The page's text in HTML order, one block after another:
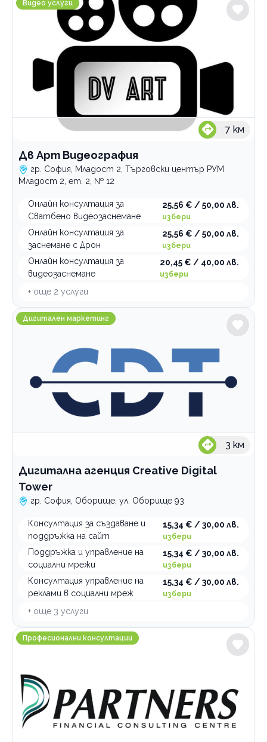
Видео услуги
7 км
Дв Арт Видеография
гр. София, Младост 2, Търговски център РУМ
Младост 2, ет. 2, № 12
Онлайн консултация за
Сватбено видеозаснемане
25,56 € / 50,00 лв.
избери
Онлайн консултация за
заснемане с Дрон
25,56 € / 50,00 лв.
избери
Онлайн консултация за
видеозаснемане
20,45 € / 40,00 лв.
избери
+ още 2 услуги
Дигитална агенция Creative Digital Tower
Дигитален маркетинг
3 км
Дигитална агенция Creative Digital
Tower
гр. София, Оборище, ул. Оборище 93
Консултация за създаване и
поддръжка на сайт
15,34 € / 30,00 лв.
избери
Поддръжка и управление на
социални мрежи
15,34 € / 30,00 лв.
избери
Консултация управление на
реклами в социални мреж
15,34 € / 30,00 лв.
избери
+ още 3 услуги
Финансово консултационен център Партньори
Професионални консултации